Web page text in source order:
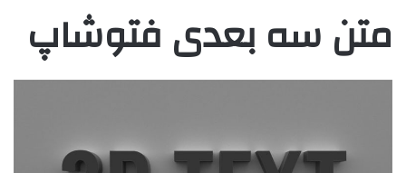
متن سه بعدی فتوشاپ